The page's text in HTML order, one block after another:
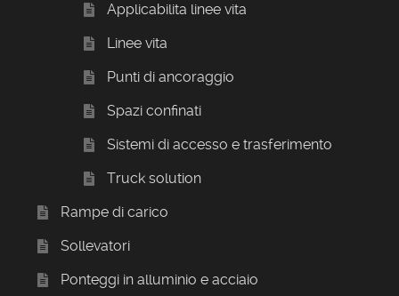
Applicabilita linee vita
Linee vita
Punti di ancoraggio
Spazi confinati
Sistemi di accesso e trasferimento
Truck solution
Rampe di carico
Sollevatori
Ponteggi in alluminio e acciaio